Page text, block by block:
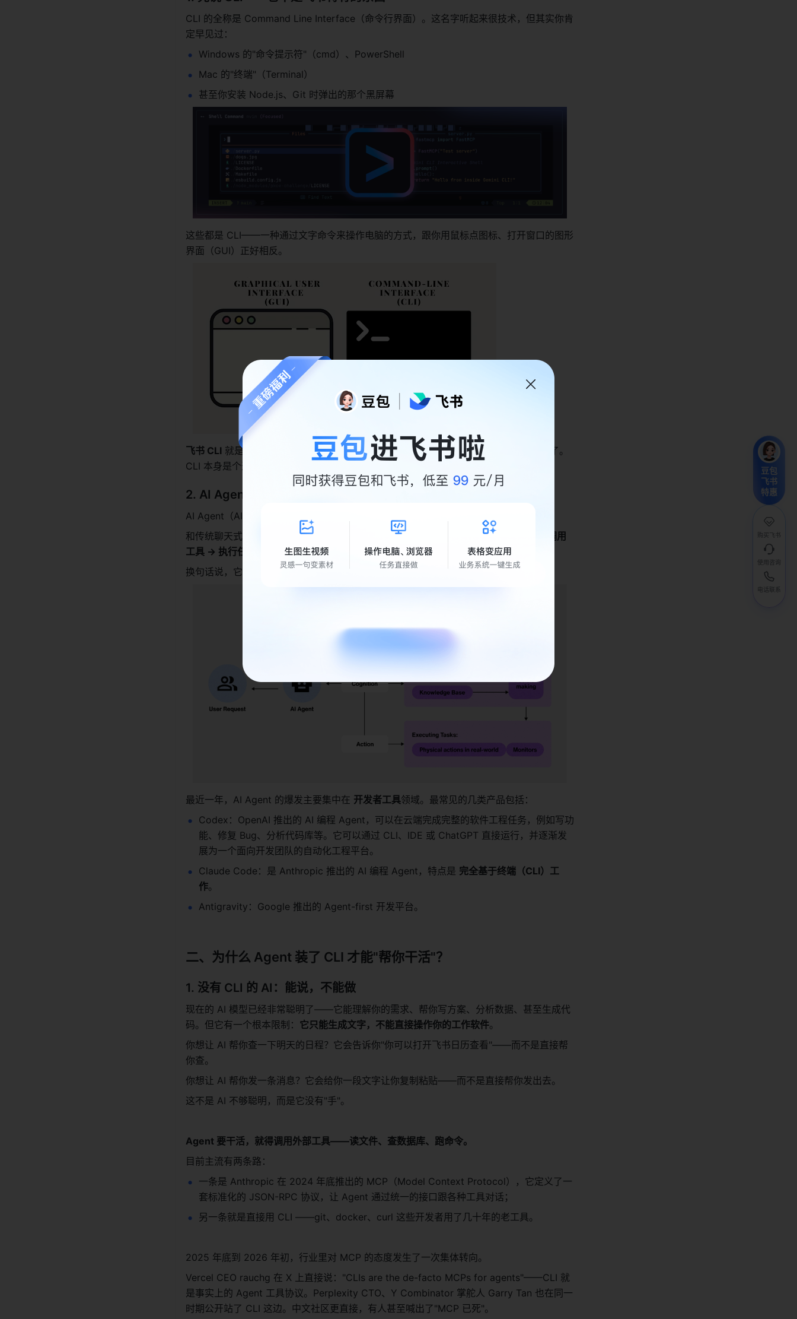
CLI 的全称是 Command Line Interface（命令行界面）。这名字听起来很技术，但其实你肯
定早见过：
Windows 的"命令提示符"（cmd）、PowerShell
Mac 的"终端"（Terminal）
甚至你安装 Node.js、Git 时弹出的那个黑屏幕
这些都是 CLI——一种通过文字命令来操作电脑的方式，跟你用鼠标点图标、打开窗口的图形
界面（GUI）正好相反。
飞书 CLI 就是飞书专门为 AI Agent 开发的一个命令行工具，装上之后 AI 就能操作飞书了。
CLI 本身是个通用概念，飞书 CLI 只是其中一种。
2. AI Agent 又是什么？
AI Agent（AI 智能体）指的是一种可以
和传统聊天式 AI 不同，AI Agent 不只是回答问题，而是可以
理解目标 → 制定步骤 → 调用
工具 → 执行任务 → 根据结果继续行动
换句话说，它更像一个会使用工具的数字员工 。
最近一年，AI Agent 的爆发主要集中在 开发者工具领域。最常见的几类产品包括：
Codex：OpenAI 推出的 AI 编程 Agent，可以在云端完成完整的软件工程任务，例如写功
能、修复 Bug、分析代码库等。它可以通过 CLI、IDE 或 ChatGPT 直接运行，并逐渐发
展为一个面向开发团队的自动化工程平台。
Claude Code：是 Anthropic 推出的 AI 编程 Agent，特点是 完全基于终端（CLI）工
作。
Antigravity：Google 推出的 Agent-first 开发平台。
二、为什么 Agent 装了 CLI 才能"帮你干活"？
1. 没有 CLI 的 AI：能说，不能做
现在的 AI 模型已经非常聪明了——它能理解你的需求、帮你写方案、分析数据、甚至生成代
码。但它有一个根本限制： 它只能生成文字，不能直接操作你的工作软件。
你想让 AI 帮你查一下明天的日程？它会告诉你"你可以打开飞书日历查看"——而不是直接帮
你查。
你想让 AI 帮你发一条消息？它会给你一段文字让你复制粘贴——而不是直接帮你发出去。
这不是 AI 不够聪明，而是它没有"手"。
Agent 要干活，就得调用外部工具——读文件、查数据库、跑命令。
目前主流有两条路：
一条是 Anthropic 在 2024 年底推出的 MCP（Model Context Protocol），它定义了一
套标准化的 JSON-RPC 协议，让 Agent 通过统一的接口跟各种工具对话；
另一条就是直接用 CLI ——git、docker、curl 这些开发者用了几十年的老工具。
2025 年底到 2026 年初，行业里对 MCP 的态度发生了一次集体转向。
Vercel CEO rauchg 在 X 上直接说："CLIs are the de-facto MCPs for agents"——CLI 就
是事实上的 Agent 工具协议。Perplexity CTO、Y Combinator 掌舵人 Garry Tan 也在同一
时期公开站了 CLI 这边。中文社区更直接，有人甚至喊出了"MCP 已死"。
豆包
飞书
特惠
购买飞书
使用咨询
电话联系